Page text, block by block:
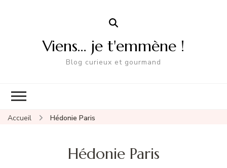
Viens… je t'emmène !
Blog curieux et gourmand
Accueil Hédonie Paris
Hédonie Paris